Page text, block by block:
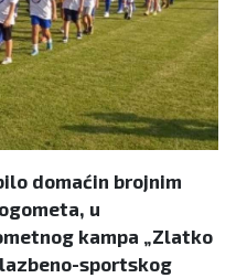
domaćin brojnim
u
kampa „Zlatko
sportskog